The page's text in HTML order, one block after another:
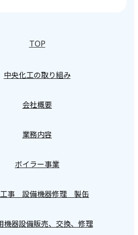
TOP
中央化工の取り組み
会社概要
業務内容
ボイラー事業
事 設備機器修理 製缶
機器設備販売、交換、修理